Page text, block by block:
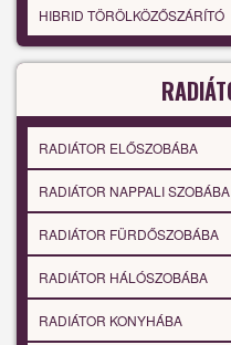
HIBRID TÖRÖLKÖZŐSZÁRÍTÓ
RADIÁTOR ELŐSZOBÁBA
RADIÁTOR NAPPALI SZOBÁBA
RADIÁTOR FÜRDŐSZOBÁBA
RADIÁTOR HÁLÓSZOBÁBA
RADIÁTOR KONYHÁBA